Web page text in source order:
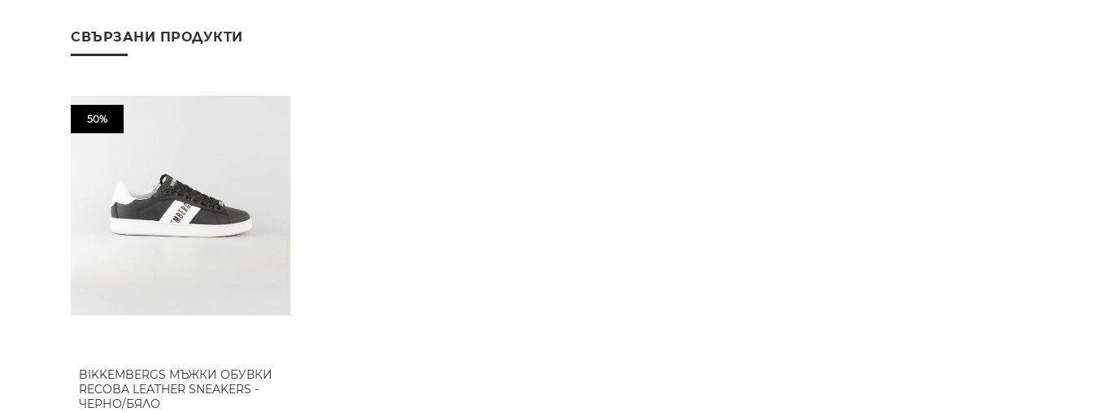
СВЪРЗАНИ ПРОДУКТИ
50%
BIKKEMBERGS МЪЖКИ ОБУВКИ
RECOBA LEATHER SNEAKERS -
ЧЕРНО/БЯЛО